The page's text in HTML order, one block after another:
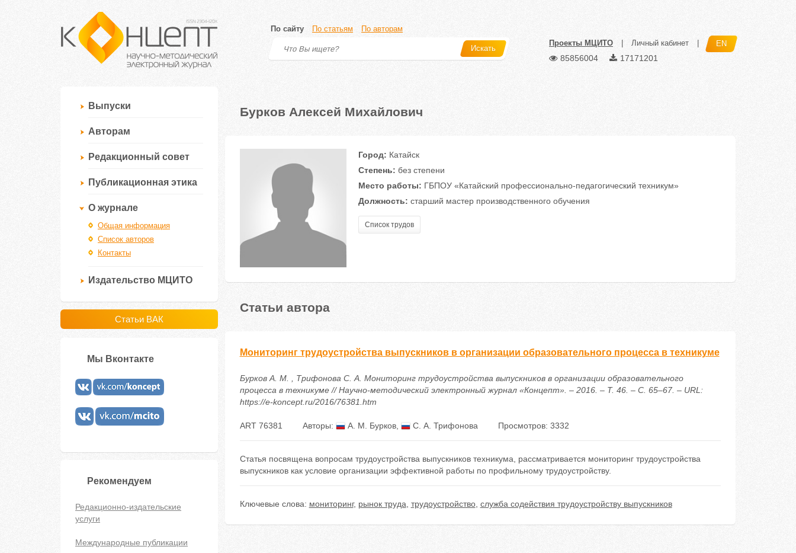
По сайту По статьям По авторам
Искать
Проекты МЦИТО Личный кабинет EN
85856004 17171201
Выпуски
Авторам
Редакционный совет
Публикационная этика
О журнале
Общая информация
Список авторов
Контакты
Издательство МЦИТО
Статьи ВАК
Мы Вконтакте
Рекомендуем
Редакционно-издательские
услуги
Международные публикации
Бурков Алексей Михайлович
Город: Катайск
Степень: без степени
Место работы: ГБПОУ «Катайский профессионально-педагогический техникум»
Должность: старший мастер производственного обучения
Список трудов
Статьи автора
Мониторинг трудоустройства выпускников в организации образовательного процесса в техникуме
Бурков А. М. , Трифонова С. А. Мониторинг трудоустройства выпускников в организации образовательного
процесса в техникуме // Научно-методический электронный журнал «Концепт». – 2016. – Т. 46. – С. 65–67. – URL:
https://e-koncept.ru/2016/76381.htm
ART 76381 Авторы: А. М. Бурков, С. А. Трифонова Просмотров: 3332
Статья посвящена вопросам трудоустройства выпускников техникума, рассматривается мониторинг трудоустройства
выпускников как условие организации эффективной работы по профильному трудоустройству.
Ключевые слова: мониторинг, рынок труда трудоустройство, служба содействия трудоустройству выпускников